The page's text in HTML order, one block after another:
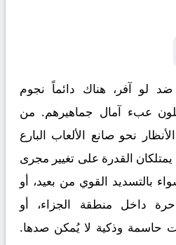
لو آفر ، هناك دائماً نجوم
عبء آمال جماهيرهم. من
نحو صانع الألعاب البارع
يمتلكان القدرة على تغيير مجرى
بالتسديد القوي من بعيد، أو
داخل منطقة الجزاء، أو
حاسمة وذكية لا يُمكن صدها.